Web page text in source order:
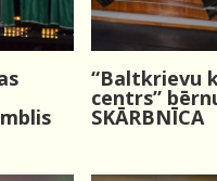
“Baltkrievu
centrs”
SKĀRBNĪCA